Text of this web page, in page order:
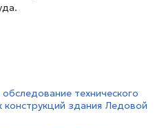
технического
конструкций здания Ледовой